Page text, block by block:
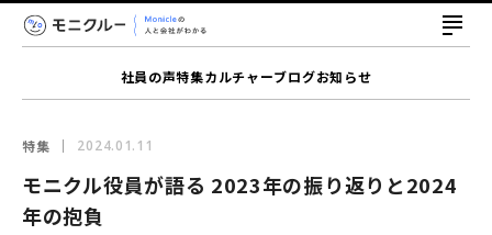
社員の声特集カルチャーブログお知らせ
特集 2024.01.11
モニクル役員が語る 2023年の振り返りと2024
年の抱負